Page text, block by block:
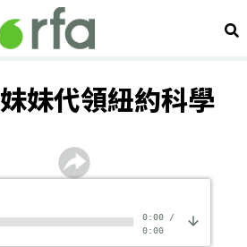
搜
妹代領紐約科學
0:00/
0:00